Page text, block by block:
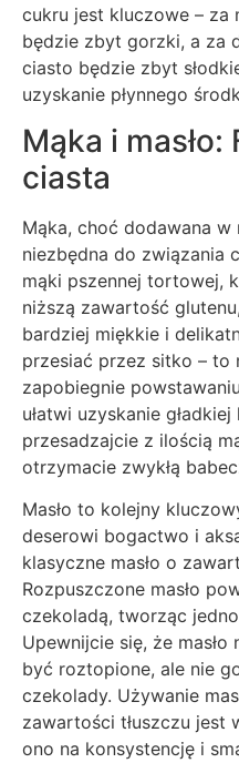
cukru jest kluczowe – za
będzie zbyt gorzki, a za
ciasto będzie zbyt
uzyskanie płynnego
Mąka i
ciasta
Mąka, choć dodawana
niezbędna do związania
mąki pszennej tortowej,
niższą zawartość
bardziej miękkie i
przesiać przez sitko – to
zapobiegnie
ułatwi uzyskanie
przesadzajcie z ilością
otrzymacie zwykłą
Masło to kolejny
deserowi bogactwo i
klasyczne masło o
Rozpuszczone masło
czekoladą, tworząc
Upewnijcie się, że
być roztopione, ale nie
czekolady. Używanie
zawartości tłuszczu jest
ono na konsystencję i